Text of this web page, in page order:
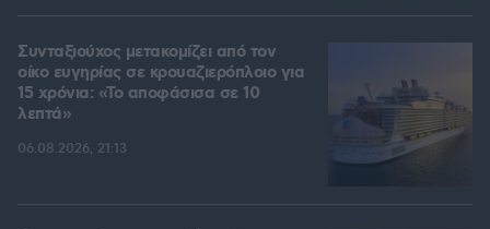
Συνταξιούχος μετακομίζει από τον
οίκο ευγηρίας σε κρουαζιερόπλοιο για
15 χρόνια: «Το αποφάσισα σε 10
λεπτά»
06.08.2026, 21:13